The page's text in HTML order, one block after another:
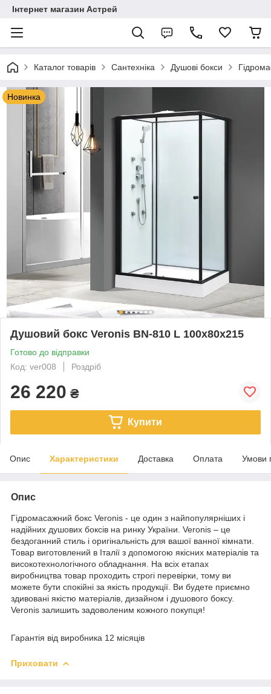
Інтернет магазин Астрей
Каталог товарів Сантехніка Душові бокси
Новинка
Душовий бокс Veronis BN-810 L 100x80x215
Готово до відправки
Код: ver008
Роздріб
26 220 ₴
Купити
Опис Характеристики Доставка Оплата Умови
Опис
Гідромасажний бокс Veronis - це один з найпопулярніших і
надійних душових боксів на ринку України. Veronis – це
бездоганний стиль і оригінальність для вашої ванної кімнати.
Товар виготовлений в Італії з допомогою якісних матеріалів та
високотехнологічного обладнання. На всіх етапах
виробництва товар проходить строгі перевірки, тому ви
можете бути спокійні за якість продукції. Ви будете приємно
здивовані якістю матеріалів, дизайном і душового боксу.
Veronis залишить задоволеним кожного покупця!
Гарантія від виробника 12 місяців
Приховати